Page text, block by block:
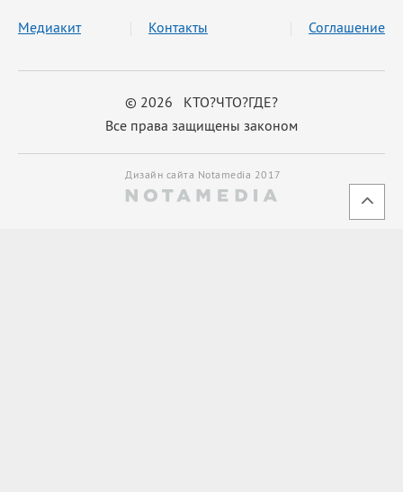
© 2026 КТО?ЧТО?ГДЕ?
Все права защищены законом
Медиакит Контакты Соглашение
Дизайн сайта Notamedia 2017